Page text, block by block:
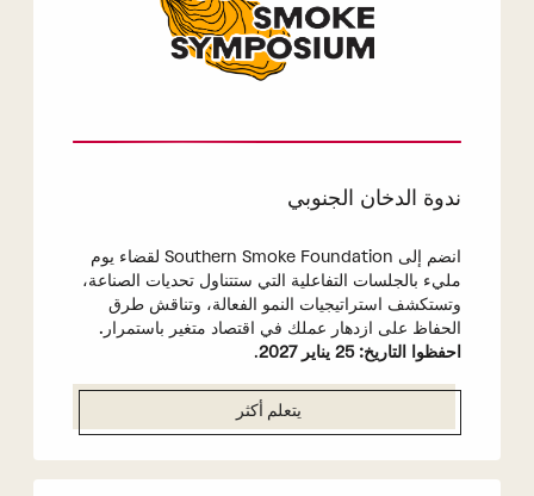
ندوة الدخان الجنوبي
انضم إلى Southern Smoke Foundation لقضاء يوم
مليء بالجلسات التفاعلية التي ستتناول تحديات الصناعة،
وتستكشف استراتيجيات النمو الفعالة، وتناقش طرق
الحفاظ على ازدهار عملك في اقتصاد متغير باستمرار.
احفظوا التاريخ: 25 يناير 2027
.
يتعلم أكثر